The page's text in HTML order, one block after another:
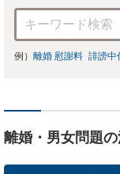
例） 離婚 慰謝料 誹謗中
離婚・男女問題